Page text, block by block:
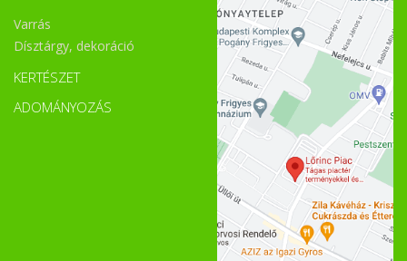
Varrás
Dísztárgy, dekoráció
KERTÉSZET
ADOMÁNYOZÁS